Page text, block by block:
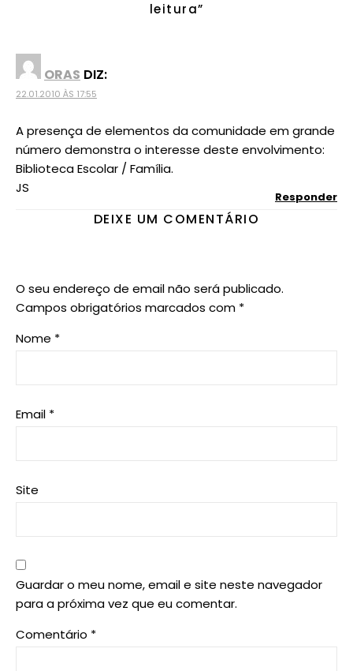
leitura”
ORAS DIZ:
22.01.2010 ÀS 17:55
A presença de elementos da comunidade em grande
número demonstra o interesse deste envolvimento:
Biblioteca Escolar / Família.
JS
Responder
DEIXE UM COMENTÁRIO
O seu endereço de email não será publicado.
Campos obrigatórios marcados com *
Nome *
Email *
Site
Guardar o meu nome, email e site neste navegador
para a próxima vez que eu comentar.
Comentário *